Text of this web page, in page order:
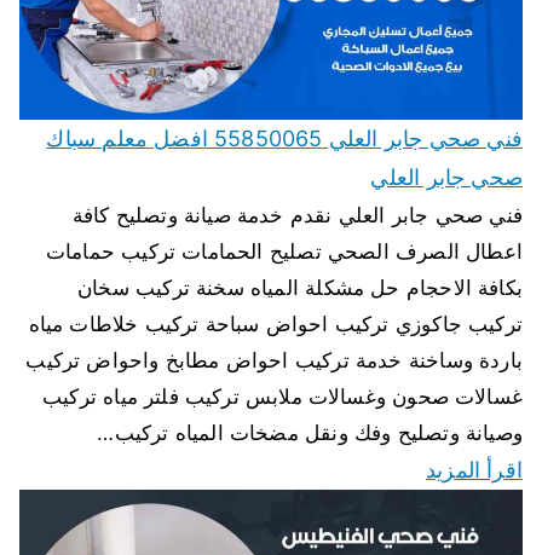
فني صحي جابر العلي 55850065 افضل معلم سباك
صحي جابر العلي
فني صحي جابر العلي نقدم خدمة صيانة وتصليح كافة
اعطال الصرف الصحي تصليح الحمامات تركيب حمامات
بكافة الاحجام حل مشكلة المياه سخنة تركيب سخان
تركيب جاكوزي تركيب احواض سباحة تركيب خلاطات مياه
باردة وساخنة خدمة تركيب احواض مطابخ واحواض تركيب
غسالات صحون وغسالات ملابس تركيب فلتر مياه تركيب
وصيانة وتصليح وفك ونقل مضخات المياه تركيب…
اقرأ المزيد